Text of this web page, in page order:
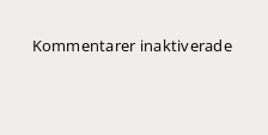
Kommentarer inaktiveradeför